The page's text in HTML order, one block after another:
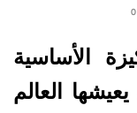
0
الأساسية
العالم